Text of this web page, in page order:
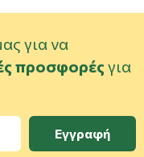
για να
προσφορές για
Εγγραφή